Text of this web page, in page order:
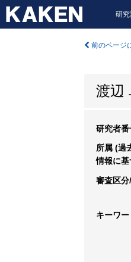
研
前のページ
渡辺
研究者番
所属 (過
情報に基
審査区
キーワー